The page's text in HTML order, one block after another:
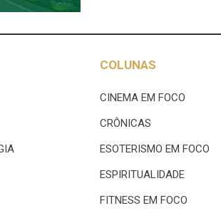
COLUNAS
CINEMA EM FOCO
CRÔNICAS
ESOTERISMO EM FOCO
ESPIRITUALIDADE
FITNESS EM FOCO